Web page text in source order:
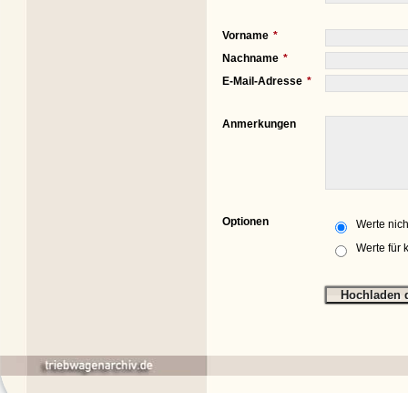
Vorname
Nachname
E-Mail-Adresse
Anmerkungen
Optionen
Werte
Werte für